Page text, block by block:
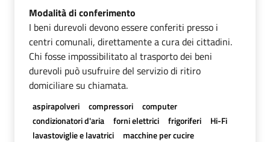
Modalità di conferimento
I beni durevoli devono essere conferiti presso i
centri comunali, direttamente a cura dei cittadini.
Chi fosse impossibilitato al trasporto dei beni
durevoli può usufruire del servizio di ritiro
domiciliare su chiamata.
aspirapolveri compressori
computer
condizionatori d'aria
forni elettrici frigoriferi
Hi-Fi
lavastoviglie e lavatrici
macchine per cucire